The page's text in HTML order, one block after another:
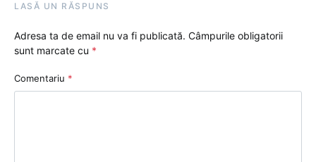
LASĂ UN RĂSPUNS
Adresa ta de email nu va fi publicată. Câmpurile obligatorii
sunt marcate cu *
Comentariu *